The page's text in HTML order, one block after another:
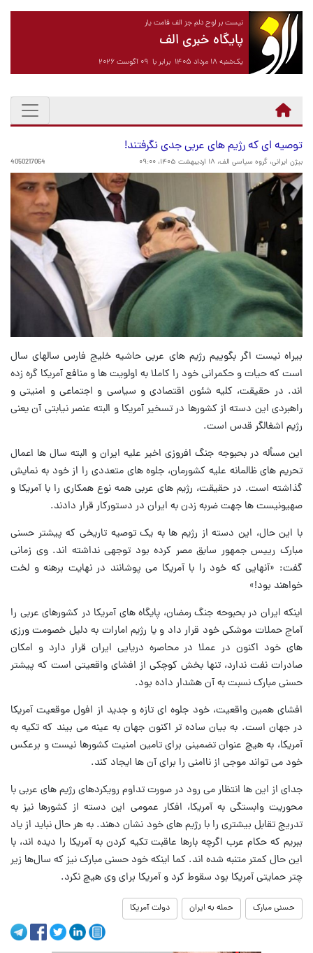
نیست بر لوح دلم جز الف قامت یار
پایگاه خبری الف
یک‌شنبه ۱۸ مرداد ۱۴۰۵ برابر با ۰۹ آگوست ۲۰۲۶
توصیه ای که رژیم های عربی جدی نگرفتند!
بیژن ایرانی، گروه سیاسی الف، ۱۸ اردیبهشت ۱۴۰۵، ۰۹:۰۰ 4050217064
بیراه نیست اگر بگوییم رژیم های عربی حاشیه خلیج فارس سالهای سال
است که حیات و حکمرانی خود را کاملا به اولویت ها و منافع آمریکا گره زده
اند. در حقیقت، کلیه شئون اقتصادی و سیاسی و اجتماعی و امنیتی و
راهبردی این دسته از کشورها در تسخیر آمریکا و البته عنصر نیابتی آن یعنی
رژیم اشغالگر قدس است.
این مسأله در بحبوجه جنگ افروزی اخیر علیه ایران و البته سال ها اعمال
تحریم های ظالمانه علیه کشورمان، جلوه های متعددی را از خود به نمایش
گذاشته است. در حقیقت، رژیم های عربی همه نوع همکاری را با آمریکا و
صهیونیست ها جهت ضربه زدن به ایران در دستورکار قرار دادند.
با این حال، این دسته از رژیم ها به یک توصیه تاریخی که پیشتر حسنی
مبارک رییس جمهور سابق مصر کرده بود توجهی نداشته اند. وی زمانی
گفت: «آنهایی که خود را با آمریکا می پوشانند در نهایت برهنه و لخت
خواهند بود!»
اینکه ایران در بحبوحه جنگ رمضان، پایگاه های آمریکا در کشورهای عربی را
آماج حملات موشکی خود قرار داد و یا رژیم امارات به دلیل خصومت ورزی
های خود اکنون در عملا در محاصره دریایی ایران قرار دارد و امکان
صادرات نفت ندارد، تنها بخش کوچکی از افشای واقعیتی است که پیشتر
حسنی مبارک نسبت به آن هشدار داده بود.
افشای همین واقعیت، خود جلوه ای تازه و جدید از افول موقعیت آمریکا
در جهان است. به بیان ساده تر اکنون جهان به عینه می بیند که تکیه به
آمریکا، به هیچ عنوان تضمینی برای تامین امنیت کشورها نیست و برعکس
خود می تواند موجی از ناامنی را برای آن ها ایجاد کند.
جدای از این ها انتظار می رود در صورت تداوم رویکردهای رژیم های عربی با
محوریت وابستگی به آمریکا، افکار عمومی این دسته از کشورها نیز به
تدریج تقابل بیشتری را با رژیم های خود نشان دهند. به هر حال نباید از یاد
ببریم که حکام عرب اگرچه بارها عاقبت تکیه کردن به آمریکا را دیده اند، با
این حال کمتر متنبه شده اند. کما اینکه خود حسنی مبارک نیز که سال‌ها زیر
چتر حمایتی آمریکا بود سقوط کرد و آمریکا برای وی هیچ نکرد.
حسنی مبارک حمله به ایران دولت آمریکا